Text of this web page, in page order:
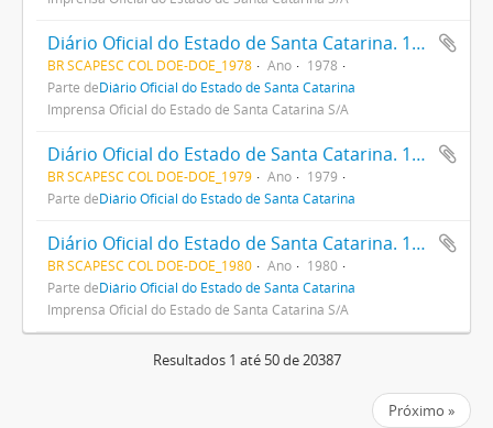
Diário Oficial do Estado de Santa Catarina. 1978
BR SCAPESC COL DOE-DOE_1978 Ano
1978
Parte deDiário Oficial do Estado de Santa Catarina
Imprensa Oficial do Estado de Santa Catarina S/A
Diário Oficial do Estado de Santa Catarina. 1979
BR SCAPESC COL DOE-DOE_1979 Ano
1979
Parte deDiário Oficial do Estado de Santa Catarina
Diário Oficial do Estado de Santa Catarina. 1980
BR SCAPESC COL DOE-DOE_1980 Ano
1980
Parte deDiário Oficial do Estado de Santa Catarina
Imprensa Oficial do Estado de Santa Catarina S/A
Resultados 1 até 50 de 20387
Próximo »